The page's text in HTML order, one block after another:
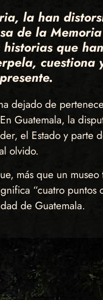
la han
de la
que
cuestiona
dejado de
Guatemala, la
el Estado y parte
olvido.
más que un
“cuatro puntos
de Guatemala.